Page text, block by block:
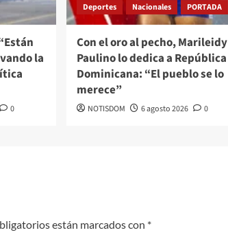
la
0
Deportes Nacionales PORTADA
Con el oro al pecho, Marileidy
Paulino lo dedica a República
Dominicana: “El pueblo se lo
merece”
NOTISDOM 6 agosto 2026 0
están marcados con *